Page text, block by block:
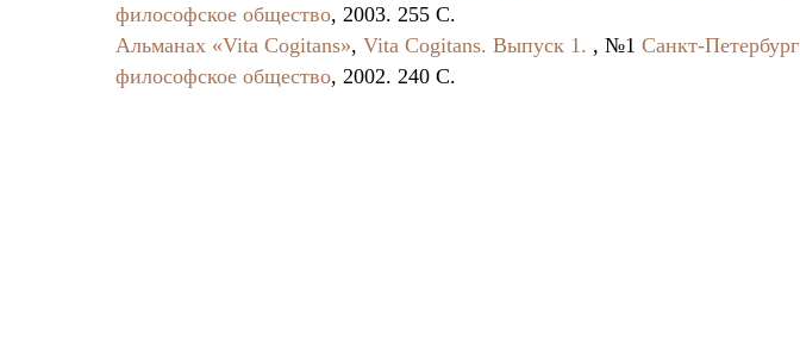
философское общество, 2003. 255 C.
Альманах «Vita Cogitans», Vita Cogitans. Выпуск 1. , №1 Санкт-Петербург
философское общество, 2002. 240 C.